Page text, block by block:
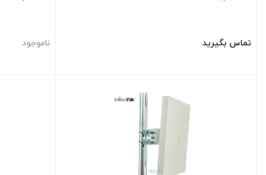
تماس بگیرید ناموجود